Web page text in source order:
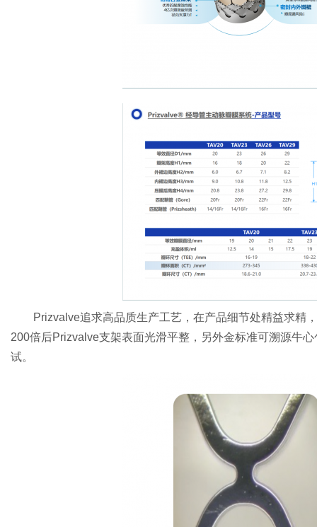
Prizvalve追求高品质生产工艺，在产品细节处精益求精
200倍后Prizvalve支架表面光滑平整，另外金标准可溯源牛
试。